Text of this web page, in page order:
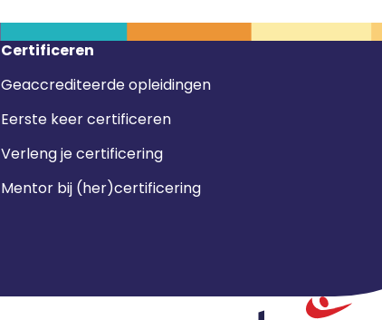
Certificeren
Geaccrediteerde opleidingen
Eerste keer certificeren
Verleng je certificering
Mentor bij (her)certificering